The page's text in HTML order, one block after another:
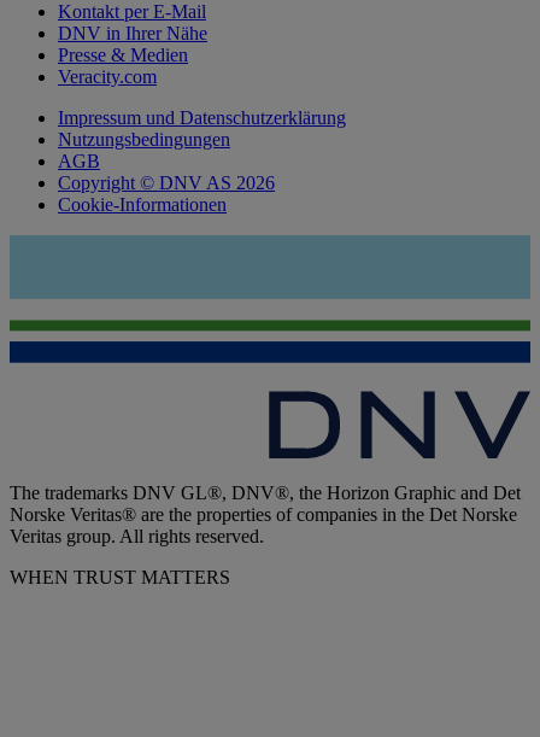
Kontakt per E-Mail
DNV in Ihrer Nähe
Presse & Medien
Veracity.com
Impressum und Datenschutzerklärung
Nutzungsbedingungen
AGB
Copyright © DNV AS 2026
Cookie-Informationen
The trademarks DNV GL®, DNV®, the Horizon Graphic and Det
Norske Veritas® are the properties of companies in the Det Norske
Veritas group. All rights reserved.
WHEN TRUST MATTERS